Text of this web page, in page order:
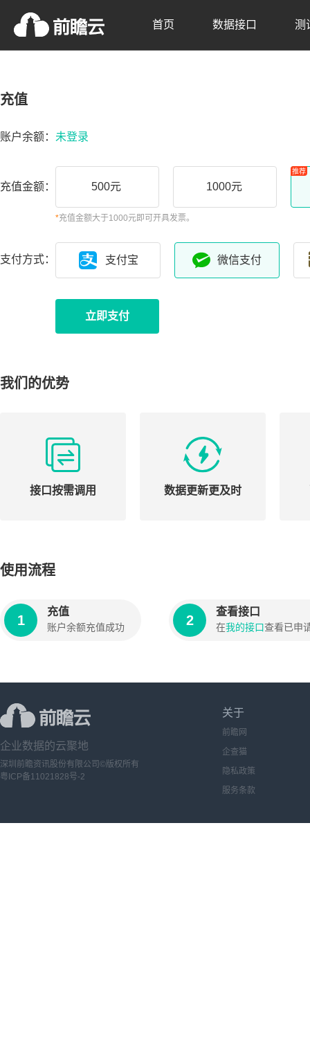
首页 数据接口 测
充值
账户余额： 未登录
充值金额： 500元 1000元
推荐
*充值金额大于1000元即可开具发票。
支付方式： 支付宝 微信支付
立即支付
我们的优势
接口按需调用 数据更新更及时
使用流程
1
充值
账户余额充值成功 2
查看接口
在我的接口查看已申
企业数据的云聚地
深圳前瞻资讯股份有限公司©版权所有
粤ICP备11021828号-2
关于
前瞻网
企查猫
隐私政策
服务条款